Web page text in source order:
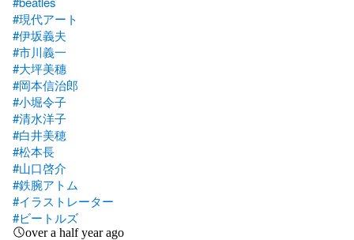
#現代アート
#伊坂義夫
#市川義一
#大坪美穗
#岡本信治郎
#小堀令子
#清水洋子
#白井美穂
#松本長
#山口啓介
#鉄腕アトム
#イラストレーター
#ビートルズ
over a half year ago